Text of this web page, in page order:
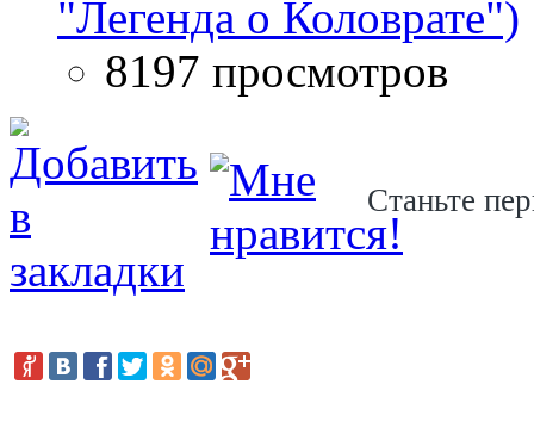
"Легенда о Коловрате")
8197 просмотров
Станьте